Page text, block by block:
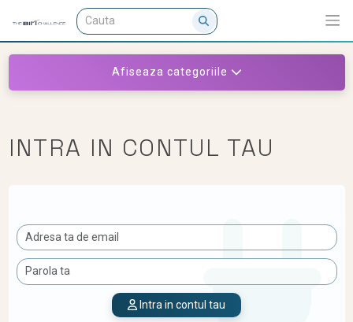
Afiseaza categoriile
INTRA IN CONTUL TAU
Intra in contul tau